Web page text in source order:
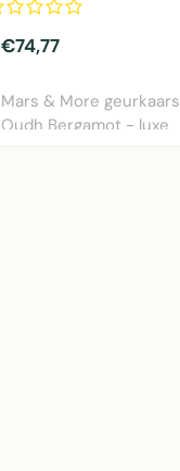
€74,77
Mars & More geurkaars
Oudh Bergamot - luxe